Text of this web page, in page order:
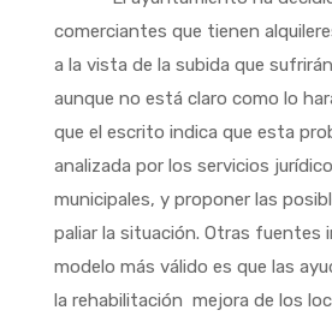
comerciantes que tienen
a la vista de la subida que
aunque no está claro como lo
que el escrito indica que esta
analizada por los servicios
municipales, y proponer las
paliar la situación. Otras fuentes
modelo más válido es que las
la rehabilitación mejora de los